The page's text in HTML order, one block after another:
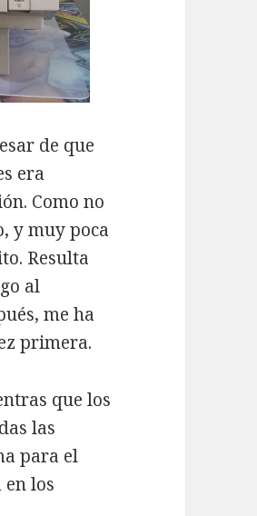
de que
era
Como no
y muy poca
Resulta
al
me ha
primera.
que los
las
para el
en los